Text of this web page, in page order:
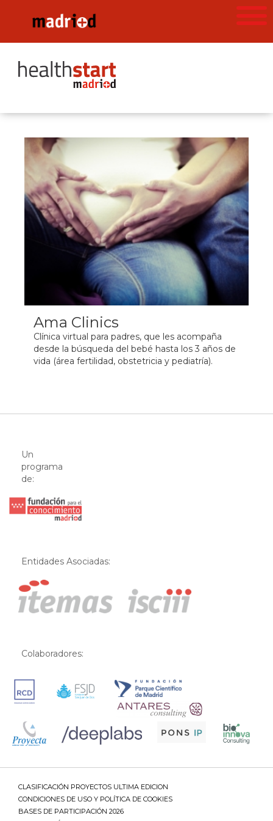
Ama Clinics
Clínica virtual para padres, que les acompaña
desde la búsqueda del bebé hasta los 3 años de
vida (área fertilidad, obstetricia y pediatría).
Un
programa
de:
Entidades Asociadas:
Colaboradores:
CLASIFICACIÓN PROYECTOS ULTIMA EDICION
CONDICIONES DE USO Y POLÍTICA DE COOKIES
BASES DE PARTICIPACIÓN 2026